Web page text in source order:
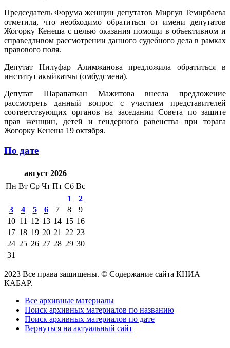
Председатель Форума женщин депутатов Миргул Темирбаева
отметила, что необходимо обратиться от имени депутатов
Жогорку Кенеша с целью оказания помощи в объективном и
справедливом рассмотрении данного судебного дела в рамках
правового поля.
Депутат Нилуфар Алимжанова предложила обратиться в
институт акыйкатчы (омбудсмена).
Депутат Шарапаткан Мажитова внесла предложение
рассмотреть данный вопрос с участием представителей
соответствующих органов на заседании Совета по защите
прав женщин, детей и гендерного равенства при торага
Жогорку Кенеша 19 октября.
По дате
август 2026
Пн Вт Ср Чт Пт Сб Вс
1
2
3
4 5 6 7 8
9
10 11 12 13 14 15 16
17 18 19 20 21 22 23
24 25 26 27 28 29 30
31
2023 Все права защищены. © Содержание сайта КНИА
КАБАР.
Все архивные материалы
Поиск архивных материалов по названию
Поиск архивных материалов по дате
Вернуться на актуальный сайт